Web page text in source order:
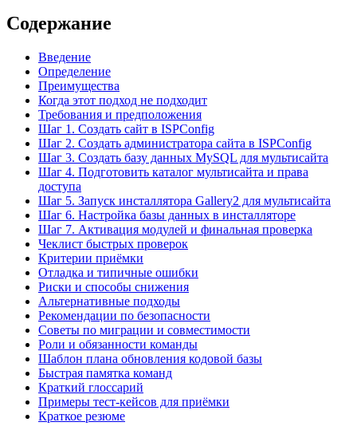
Содержание
Введение
Определение
Преимущества
Когда этот подход не подходит
Требования и предположения
Шаг 1. Создать сайт в ISPConfig
Шаг 2. Создать администратора сайта в ISPConfig
Шаг 3. Создать базу данных MySQL для мультисайта
Шаг 4. Подготовить каталог мультисайта и права
доступа
Шаг 5. Запуск инсталлятора Gallery2 для мультисайта
Шаг 6. Настройка базы данных в инсталляторе
Шаг 7. Активация модулей и финальная проверка
Чеклист быстрых проверок
Критерии приёмки
Отладка и типичные ошибки
Риски и способы снижения
Альтернативные подходы
Рекомендации по безопасности
Советы по миграции и совместимости
Роли и обязанности команды
Шаблон плана обновления кодовой базы
Быстрая памятка команд
Краткий глоссарий
Примеры тест-кейсов для приёмки
Краткое резюме